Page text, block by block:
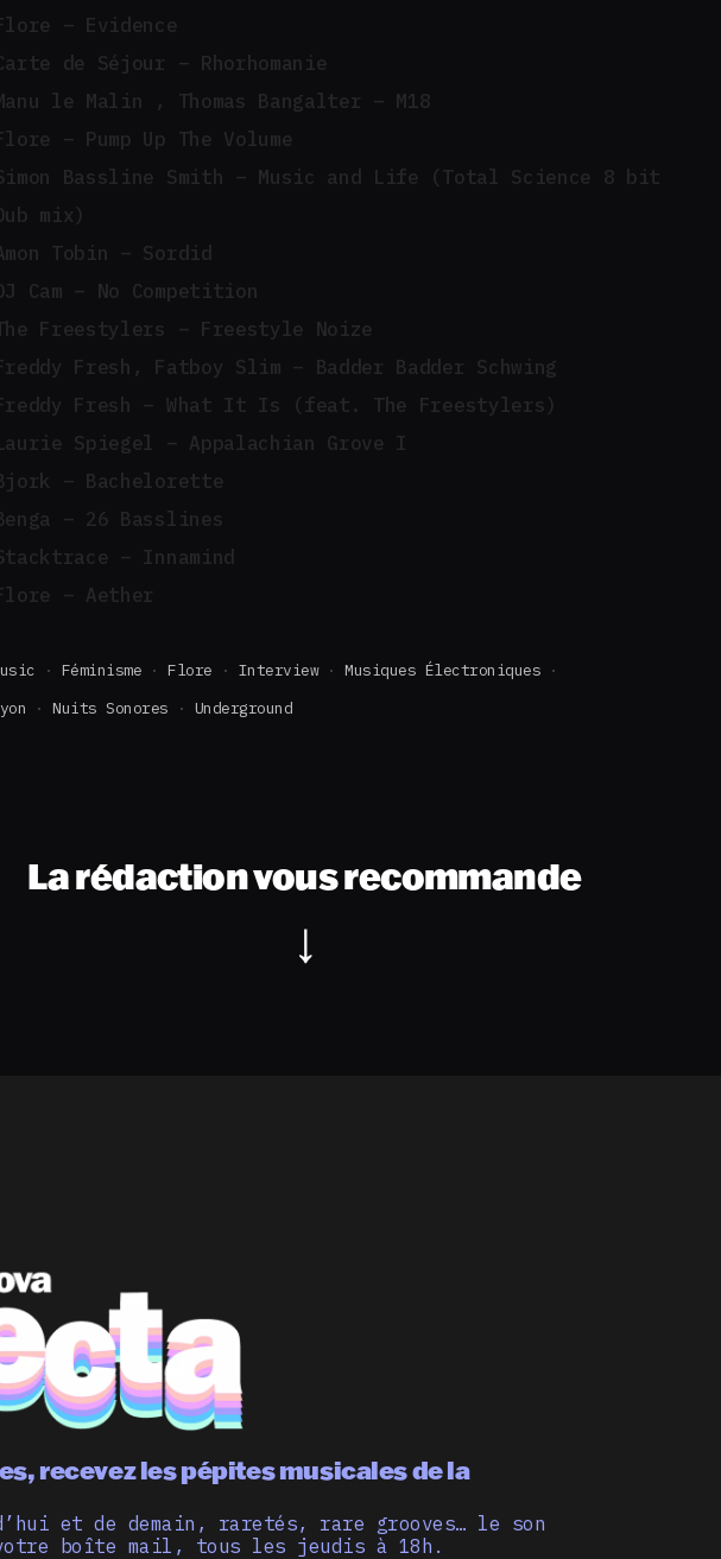
– Evidence
de Séjour – Rhorhomanie
le Malin , Thomas Bangalter – M18
– Pump Up The Volume
Bassline Smith – Music and Life (Total Science 8 bit
mix)
Tobin – Sordid
Cam – No Competition
Freestylers – Freestyle Noize
Fresh, Fatboy Slim – Badder Badder Schwing
Fresh – What It Is (feat. The Freestylers)
Spiegel – Appalachian Grove I
– Bachelorette
– 26 Basslines
– Innamind
– Aether
Féminisme Flore Interview
Musiques Électroniques
Nuits Sonores Underground
La rédaction vous recommande
recevez les pépites musicales de la
et de demain, raretés, rare grooves… le son
votre boîte mail, tous les jeudis à 18h.